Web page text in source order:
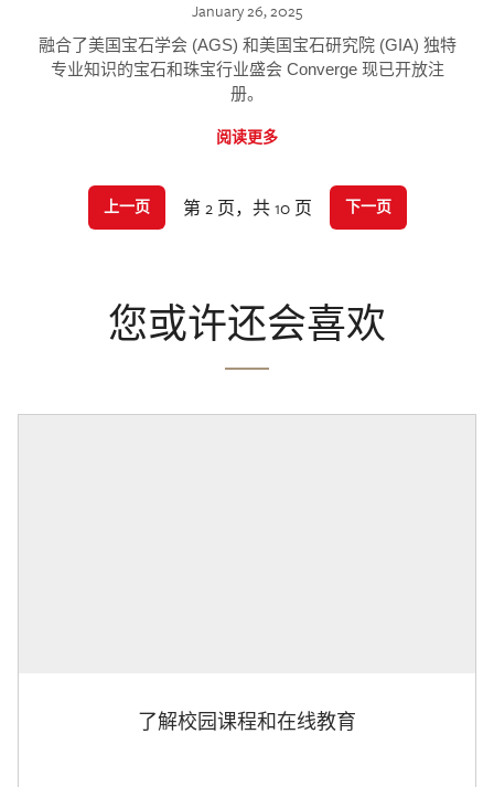
January 26, 2025
融合了美国宝石学会 (AGS) 和美国宝石研究院 (GIA) 独特
专业知识的宝石和珠宝行业盛会 Converge 现已开放注
册。
阅读更多
上一页 第 2 页，共 10 页 下一页
您或许还会喜欢
了解校园课程和在线教育